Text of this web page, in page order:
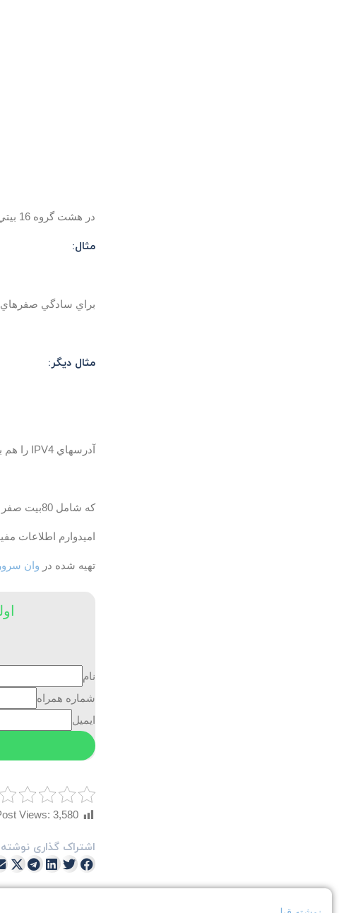
در هشت گروه 16 بيتي(يعني در هر گروه چهار رقم هگز) كه با علامت : از هم جدا شده اند نشان داده ميشوند.
مثال:
براي سادگي صفرهاي
مثال دیگر:
آدرسهاي IPV4 را هم بصورت زير نمايش ميدهند:
که شامل 80بیت صفر و 16 بیت یک و سپس 32 بیت آدرس ورژن 4 است.
امیدوارم اطلاعات
تهیه شده در وان سرور
نام
شماره همراه
ایمیل
Views: 3,580
اشتراک گذاری